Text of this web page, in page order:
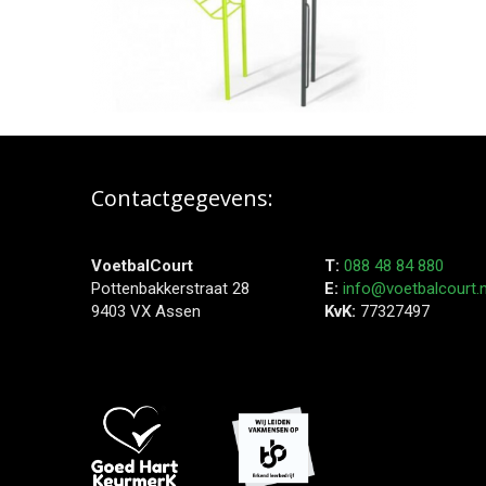
Contactgegevens:
VoetbalCourt
Pottenbakkerstraat 28
9403 VX Assen
T: 088 48 84 880
E:
KvK: 77327497